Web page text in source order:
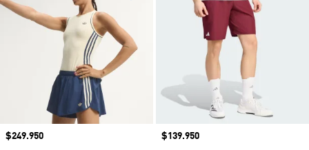
Precio
$249.950
Precio
$139.950